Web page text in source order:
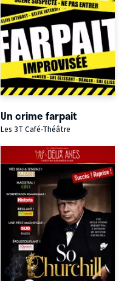
Un crime farpait
Les 3T Café-Théâtre